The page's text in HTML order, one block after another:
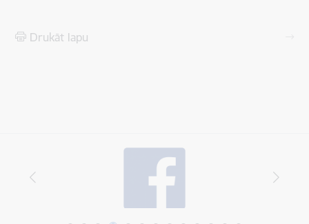
Drukāt lapu